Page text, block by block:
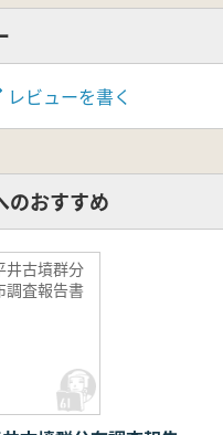
レビューを書く
のおすすめ
井古墳群分
調査報告書